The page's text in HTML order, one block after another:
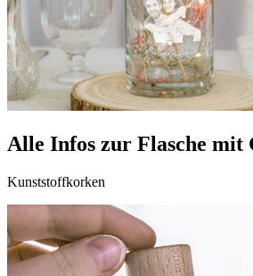
Alle Infos zur Flasche mit
Kunststoffkorken